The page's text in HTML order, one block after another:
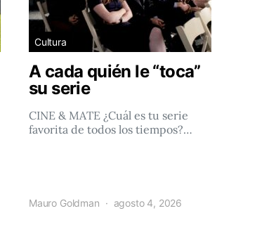
Cultura
A cada quién le “toca”
su serie
CINE & MATE ¿Cuál es tu serie
favorita de todos los tiempos?…
Mauro Goldman agosto 4, 2026